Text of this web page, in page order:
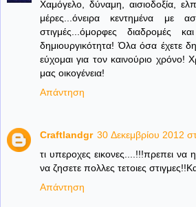
Χαμόγελο, δύναμη, αισιοδοξία,
μέρες...όνειρα κεντημένα με
στιγμές...όμορφες διαδρομές
δημιουργικότητα! Όλα όσα έχετε
εύχομαι για τον καινούριο χρόνο!
μας οικογένεια!
Απάντηση
Craftlandgr 30 Δεκεμβρίου 2012
τι υπεροχες εικονες....!!!πρεπει να
να ζησετε πολλες τετοιες
Απάντηση